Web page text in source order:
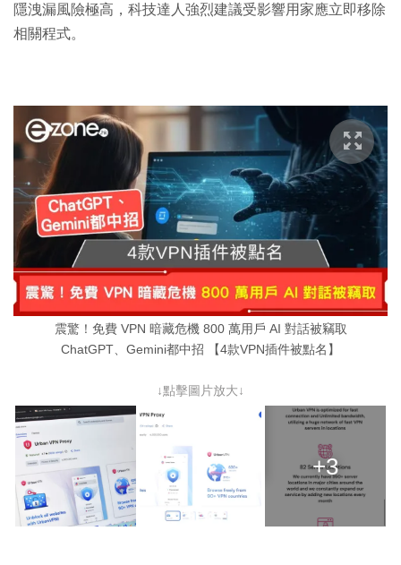
隱洩漏風險極高，科技達人強烈建議受影響用家應立即移除
相關程式。
震驚！免費 VPN 暗藏危機 800 萬用戶 AI 對話被竊取
ChatGPT、Gemini都中招 【4款VPN插件被點名】
↓點擊圖片放大↓
+3